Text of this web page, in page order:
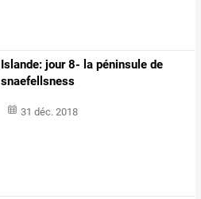
Islande: jour 8- la péninsule de
snaefellsness
31 déc. 2018